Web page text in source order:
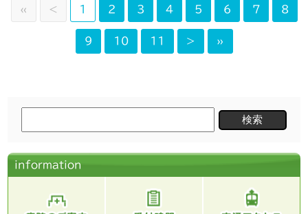
« < 1 2 3 4 5 6 7 8
9 10 11 > »
索:
information